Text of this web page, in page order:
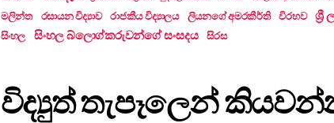
මලින්ත රසායන විද්‍යාව රාජකීය විද්‍යාලය ලියනගේ අමරකීර්ති විරහව ශ්‍රී
සිංහල සිංහල බ්ලොග්කරුවන්ගේ සංසදය සිරස
විද්‍යුත් තැපෑලෙන්